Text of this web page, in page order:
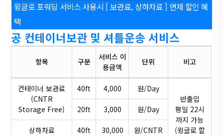
윙글로 포워딩 서비스 사용시 [ 보관료, 상하차료 ] 면제 할인 혜
택
공 컨테이너보관 및 셔틀운송 서비스
항목 구분
서비스 이
용금액
단위 비고
컨테이너 보관료
(CNTR
Storage Free)
40ft 4,000
원/Day
반출입
평일 22시
까지 가능
(윙글로 할
20ft 3,000 원/Day
상하차료
40ft 30,000 원/CNTR